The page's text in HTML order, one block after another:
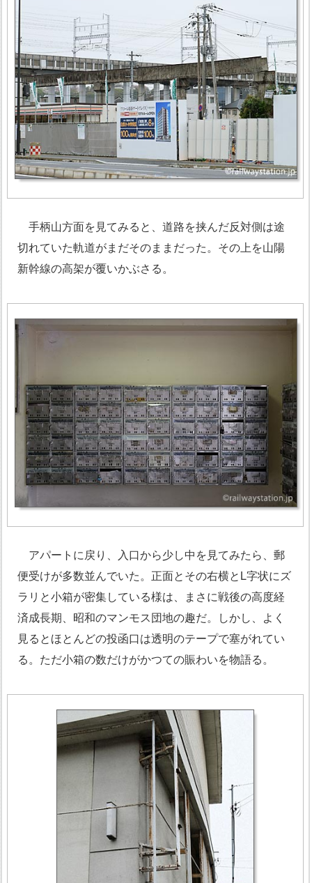
手柄山方面を見てみると、道路を挟んだ反対側は途
切れていた軌道がまだそのままだった。その上を山陽
新幹線の高架が覆いかぶさる。
アパートに戻り、入口から少し中を見てみたら、郵
便受けが多数並んでいた。正面とその右横とL字状にズ
ラリと小箱が密集している様は、まさに戦後の高度経
済成長期、昭和のマンモス団地の趣だ。しかし、よく
見るとほとんどの投函口は透明のテープで塞がれてい
る。ただ小箱の数だけがかつての賑わいを物語る。